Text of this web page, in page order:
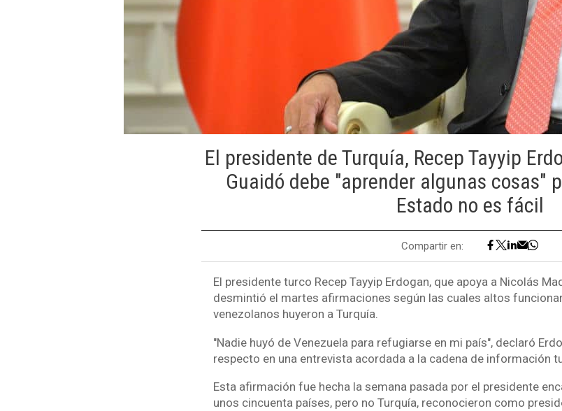
El presidente de Turquía, Recep Tayyip
Guaidó debe "aprender algunas cosas"
Estado no es fácil
Compartir en:
El presidente turco Recep Tayyip Erdogan, que apoya a Nicolás
desmintió el martes afirmaciones según las cuales altos
venezolanos huyeron a Turquía.
"Nadie huyó de Venezuela para refugiarse en mi país", declaró
respecto en una entrevista acordada a la cadena de información
Esta afirmación fue hecha la semana pasada por el presidente
unos cincuenta países, pero no Turquía, reconocieron como